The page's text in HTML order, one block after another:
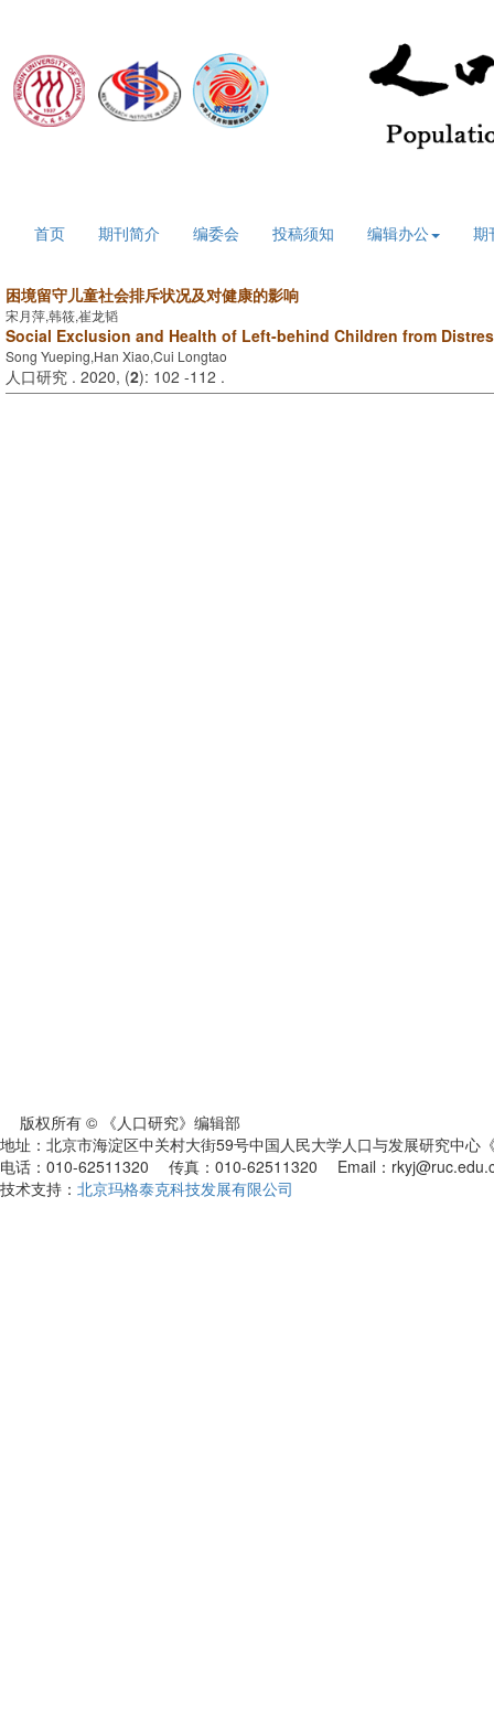
首页 期刊简介 编委会 投稿须知 编辑办公 期
困境留守儿童社会排斥状况及对健康的影响
宋月萍,韩筱,崔龙韬
Social Exclusion and Health of Left-behind Children from
Song Yueping,Han Xiao,Cui Longtao
人口研究 . 2020, (2): 102 -112 .
版权所有 © 《人口研究》编辑部
地址：北京市海淀区中关村大街59号中国人民大学人口与发展研究中
电话：010-62511320 传真：010-62511320 Email：
技术支持： 北京玛格泰克科技发展有限公司